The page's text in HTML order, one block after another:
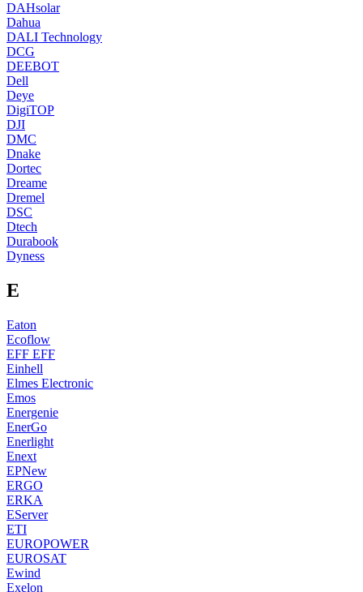
DAHsolar
Dahua
DALI Technology
DCG
DEEBOT
Dell
Deye
DigiTOP
DJI
DMC
Dnake
Dortec
Dreame
Dremel
DSC
Dtech
Durabook
Dyness
E
Eaton
Ecoflow
EFF EFF
Einhell
Elmes Electronic
Emos
Energenie
EnerGo
Enerlight
Enext
EPNew
ERGO
ERKA
EServer
ETI
EUROPOWER
EUROSAT
Ewind
Exelon